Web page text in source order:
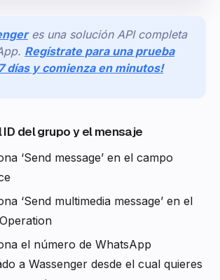
es una solución API completa
Regístrate para una prueba
días y comienza en minutos!
del grupo y el mensaje
‘Send message’ en el campo
‘Send multimedia message’ en el
el número de WhatsApp
a Wassenger desde el cual quieres